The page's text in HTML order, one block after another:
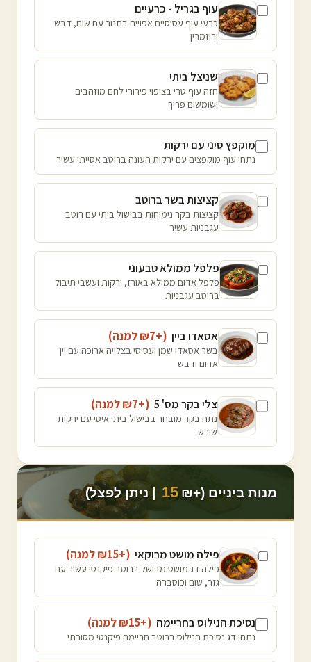
עוף בגריל - כרעיים
כרעי עוף עסיסיים אפויים בתנור עם שום, דבש
ורוזמרין
שניצל ביתי
חזה עוף טרי בציפוי פירורי לחם מוזהבים
ושומשום פריך
מוקפץ סיני עם ירקות
נתחי עוף מוקפצים עם ירקות העונה ברוטב אסייתי עשיר
קציצות בשר ברוטב
קציצות בקר נימוחות בבישול ביתי עם רוטב
עגבניות עשיר
פלפל ממולא טבעוני
פלפל אדום ממולא באורז, ירקות ועשבי תיבול
ברוטב עגבניות
אסאדו ביין (+₪
7 למנה)
בשר אסאדו שמן ועסיסי בצלייה ארוכה עם יין
אדום ודבש
צלי בקר מס' 5 (+₪
7 למנה)
נתח בקר מובחר בבישול ביתי איטי עם ירקות
שורש
מנות ביניים (+₪ 15 | ניתן לפצל)
פילה מושט מרוקאי (+₪
15 למנה)
פילה דג מושט מבושל ברוטב פיקנטי עשיר עם
גזר, שום וכוסברה
נסיכת הנילוס בחריימה (+₪
15 למנה)
נתחי דג נסיכת הנילוס ברוטב חריימה פיקנטי מסורתי